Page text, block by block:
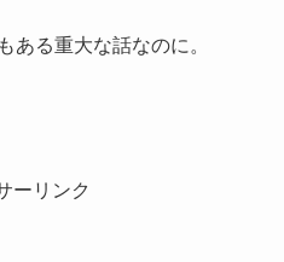
ある重大な話なのに。
ーリンク